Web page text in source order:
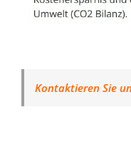
Kontaktieren Sie